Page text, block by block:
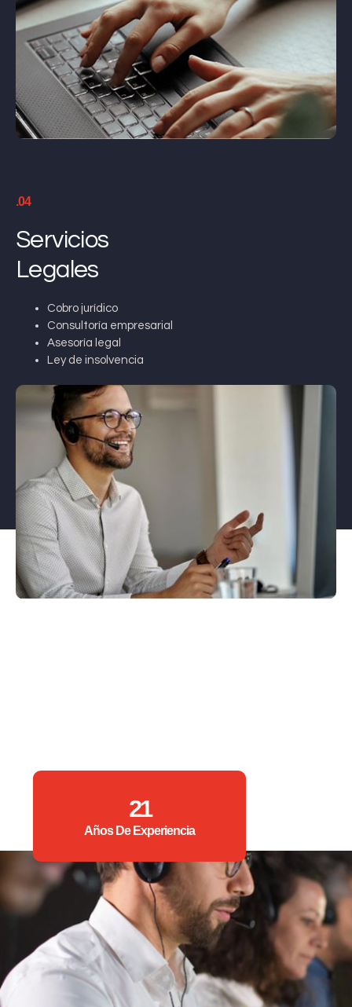
.04
Servicios
Legales
Cobro jurídico
Consultoría empresarial
Asesoría legal
Ley de insolvencia
21
Años De Experiencia